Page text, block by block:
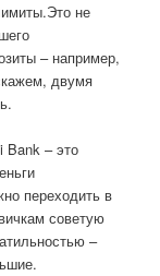
не
– например,
двумя
Bank – это
переходить в
советую
–